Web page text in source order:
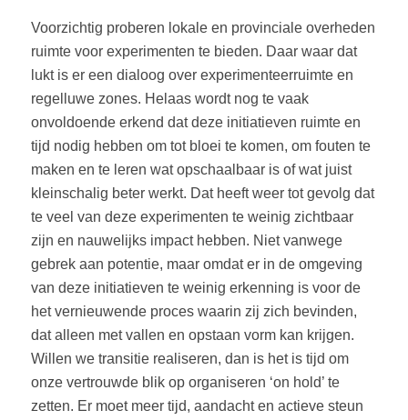
Voorzichtig proberen lokale en provinciale overheden
ruimte voor experimenten te bieden. Daar waar dat
lukt is er een dialoog over experimenteerruimte en
regelluwe zones. Helaas wordt nog te vaak
onvoldoende erkend dat deze initiatieven ruimte en
tijd nodig hebben om tot bloei te komen, om fouten te
maken en te leren wat opschaalbaar is of wat juist
kleinschalig beter werkt. Dat heeft weer tot gevolg dat
te veel van deze experimenten te weinig zichtbaar
zijn en nauwelijks impact hebben. Niet vanwege
gebrek aan potentie, maar omdat er in de omgeving
van deze initiatieven te weinig erkenning is voor de
het vernieuwende proces waarin zij zich bevinden,
dat alleen met vallen en opstaan vorm kan krijgen.
Willen we transitie realiseren, dan is het is tijd om
onze vertrouwde blik op organiseren ‘on hold’ te
zetten. Er moet meer tijd, aandacht en actieve steun